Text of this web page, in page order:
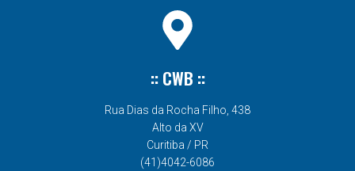
:: CWB ::
Rua Dias da Rocha Filho, 438
Alto da XV
Curitiba / PR
(41)4042-6086